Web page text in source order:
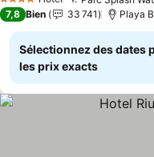
4 Étoiles
7,8 Bien 33 741 Playa
Sélectionnez des dates
les prix exacts